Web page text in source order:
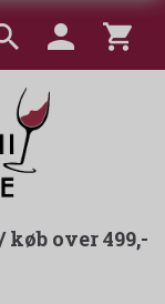
køb over 499,-